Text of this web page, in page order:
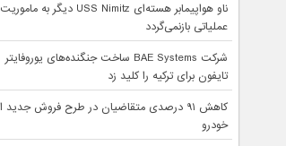
ناو هواپیمابر هسته‌ای USS Nimitz دیگر به ماموریت
عملیاتی بازنمی‌گردد
شرکت BAE Systems ساخت جنگنده‌های یوروفایتر
تایفون برای ترکیه را کلید زد
کاهش ۹۱ درصدی متقاضیان در طرح فروش جدید
خودرو